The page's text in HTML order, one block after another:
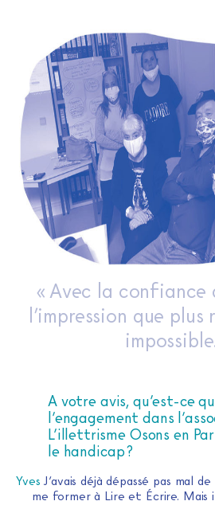
« Avec la confiance
l’impression que
A votre avis, qu’est-ce
l’engagement dans
L’illettrisme Osons en
le handicap ?
Yves J’avais déjà dépassé pas mal
me former à Lire et Écrire. Mais